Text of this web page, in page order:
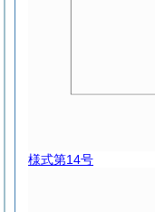
様式第14号